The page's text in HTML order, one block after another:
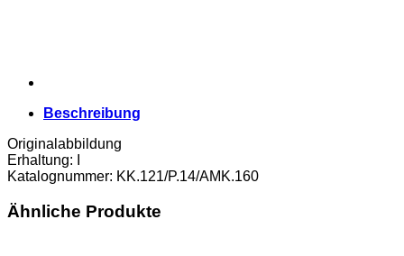
Beschreibung
Originalabbildung
Erhaltung: I
Katalognummer: KK.121/P.14/AMK.160
Ähnliche Produkte